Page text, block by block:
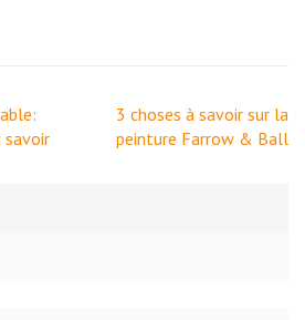
savoir
3 choses à savoir sur la
peinture Farrow & Ball